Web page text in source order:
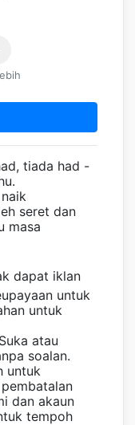
tiada had -
seret dan
masa
dapat iklan
untuk
untuk
Suka atau
soalan.
untuk
dan akaun
tempoh